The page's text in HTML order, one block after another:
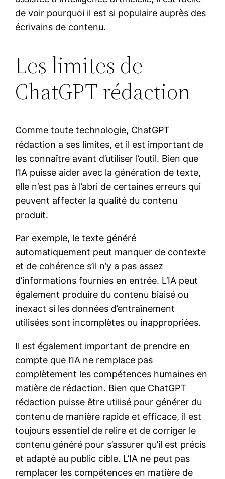
de voir pourquoi il est si populaire auprès des
écrivains de contenu.
Les limites de
ChatGPT rédaction
Comme toute technologie, ChatGPT
rédaction a ses limites, et il est important de
les connaître avant d’utiliser l’outil. Bien que
l’IA puisse aider avec la génération de texte,
elle n’est pas à l’abri de certaines erreurs qui
peuvent affecter la qualité du contenu
produit.
Par exemple, le texte généré
automatiquement peut manquer de contexte
et de cohérence s’il n’y a pas assez
d’informations fournies en entrée. L’IA peut
également produire du contenu biaisé ou
inexact si les données d’entraînement
utilisées sont incomplètes ou inappropriées.
Il est également important de prendre en
compte que l’IA ne remplace pas
complètement les compétences humaines en
matière de rédaction. Bien que ChatGPT
rédaction puisse être utilisé pour générer du
contenu de manière rapide et efficace, il est
toujours essentiel de relire et de corriger le
contenu généré pour s’assurer qu’il est précis
et adapté au public cible. L’IA ne peut pas
remplacer les compétences en matière de